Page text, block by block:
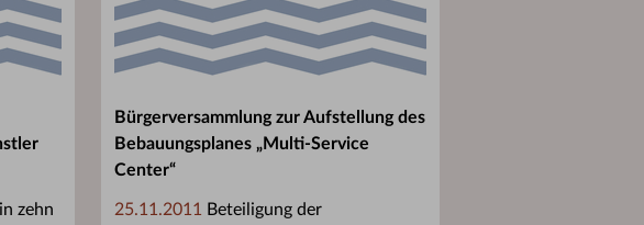
zehn
Bürgerversammlung zur Aufstellung des
Bebauungsplanes „Multi-Service
Center“
25.11.2011
Beteiligung der